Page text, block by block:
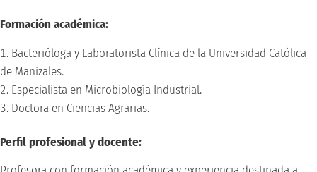
Formación académica:
Bacterióloga y Laboratorista Clínica de la Universidad Católica
de Manizales.
Especialista en Microbiología Industrial.
Doctora en Ciencias Agrarias.
Perfil profesional y docente: